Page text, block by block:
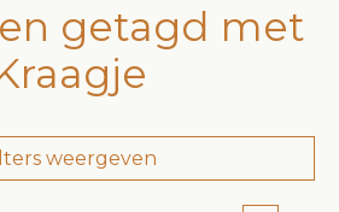
getagd met
weergeven